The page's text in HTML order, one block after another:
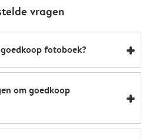
vragen
fotoboek?
is makkelijker dan je
een fotoboek wilt
paar eenvoudige tips om
zonder veel geld uit
om goedkoop
goede deals. Om